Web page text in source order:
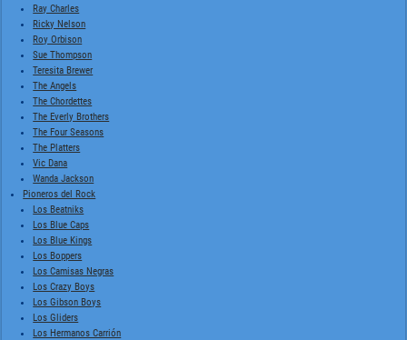
Ray Charles
Ricky Nelson
Roy Orbison
Sue Thompson
Teresita Brewer
The Angels
The Chordettes
The Everly Brothers
The Four Seasons
The Platters
Vic Dana
Wanda Jackson
Pioneros del Rock
Los Beatniks
Los Blue Caps
Los Blue Kings
Los Boppers
Los Camisas Negras
Los Crazy Boys
Los Gibson Boys
Los Gliders
Los Hermanos Carrión